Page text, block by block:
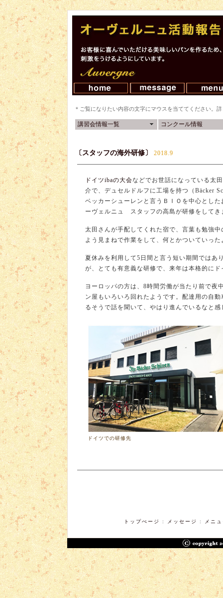
＊ご覧になりたい内容の文字にマウスを当ててください。
講習会情報一覧 コンクール情報
〔スタッフの海外研修〕 2018.9
ドイツibaの大会などでお世話になっている太
介で、デュセルドルフに工場を持つ（Bäcker
ベッカーシューレンと言うＢＩＯを中心とした
ーヴェルニュ スタッフの高島が研修をしてき
太田さんが手配してくれた宿で、言葉も勉強中
よう見まねで作業をして、何とかついていった
夏休みを利用して5日間と言う短い期間ではあ
が、とても有意義な研修で、来年は本格的に
ヨーロッパの方は、8時間労働が当たり前で夜
ン屋もいろいろ回れたようです。配達用の自
るそうで話を聞いて、やはり進んでいるなと感
ドイツでの研修先
トップぺージ : メッセージ : メニ